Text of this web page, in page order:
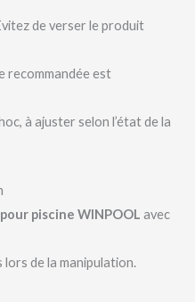
de verser le produit
recommandée est
à ajuster selon l’état de la
piscine WINPOOL avec
de la manipulation.